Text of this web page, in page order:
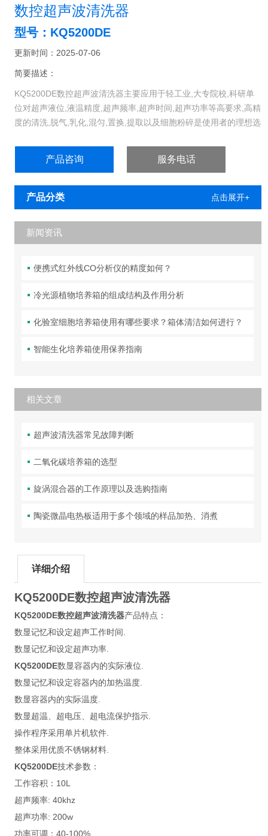
数控超声波清洗器
型号：KQ5200DE
更新时间：2025-07-06
简要描述：
KQ5200DE数控超声波清洗器主要应用于轻工业,大专院校,科研单
位对超声液位,液温精度,超声频率,超声时间,超声功率等高要求,高精
度的清洗,脱气,乳化,混匀,置换,提取以及细胞粉碎是使用者的理想选
产品咨询 服务电话
产品分类 点击展开+
新闻资讯
便携式红外线CO分析仪的精度如何？
冷光源植物培养箱的组成结构及作用分析
化验室细胞培养箱使用有哪些要求？箱体清洁如何进行？
智能生化培养箱使用保养指南
相关文章
超声波清洗器常见故障判断
二氧化碳培养箱的选型
旋涡混合器的工作原理以及选购指南
陶瓷微晶电热板适用于多个领域的样品加热、消煮
详细介绍
KQ5200DE数控超声波清洗器
KQ5200DE数控超声波清洗器产品特点：
数显记忆和设定超声工作时间.
数显记忆和设定超声功率.
KQ5200DE数显容器内的实际液位.
数显记忆和设定容器内的加热温度.
数显容器内的实际温度.
数显超温、超电压、超电流保护指示.
操作程序采用单片机软件.
整体采用优质不锈钢材料.
KQ5200DE技术参数：
工作容积：10L
超声频率: 40khz
超声功率: 200w
功率可调：40-100%